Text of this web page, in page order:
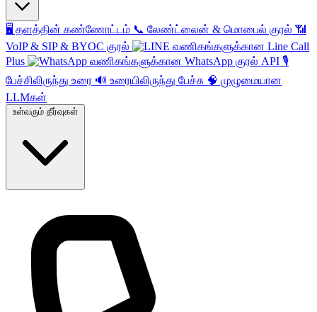
🖥️ தளத்தின் கண்ணோட்டம் 📞 லேண்ட்லைன் & மொபைல் குரல் 📶
VoIP & SIP & BYOC குரல்
வணிகங்களுக்கான Line Call
Plus
வணிகங்களுக்கான WhatsApp குரல் API 🎙️
பேச்சிலிருந்து உரை 🔊 உரையிலிருந்து பேச்சு 🧠 முழுமையான
LLMகள்